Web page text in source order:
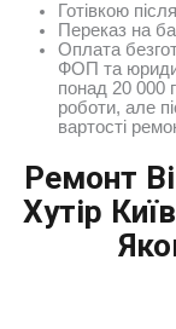
Готівкою
Переказ на
Оплата
ФОП та
понад 20 000
роботи, але
вартості
Ремонт
Хутір